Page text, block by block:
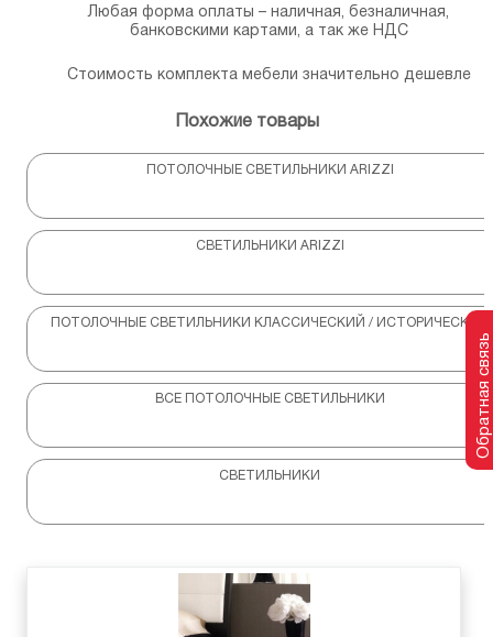
Любая форма оплаты – наличная, безналичная,
банковскими картами, а так же НДС
Стоимость комплекта мебели значительно дешевле
Похожие товары
ПОТОЛОЧНЫЕ СВЕТИЛЬНИКИ ARIZZI
СВЕТИЛЬНИКИ ARIZZI
ПОТОЛОЧНЫЕ СВЕТИЛЬНИКИ КЛАССИЧЕСКИЙ / ИСТОРИЧЕСКИЙ
ВСЕ ПОТОЛОЧНЫЕ СВЕТИЛЬНИКИ
СВЕТИЛЬНИКИ
Обратная связь